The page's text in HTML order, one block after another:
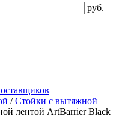
руб.
/Стойки с вытяжной
лентой ArtBarrier Black